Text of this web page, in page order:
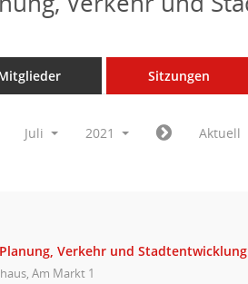
Sitzungen
Juli 2021 Aktuell
Verkehr und Stadtentwicklung
Am Markt 1